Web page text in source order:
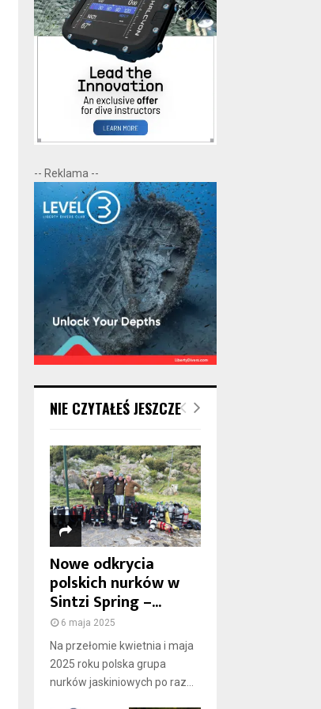
-- Reklama --
NIE CZYTAŁEŚ JESZCZE
Nowe odkrycia
polskich nurków w
Sintzi Spring –...
6 maja 2025
Na przełomie kwietnia i maja
2025 roku polska grupa
nurków jaskiniowych po raz...